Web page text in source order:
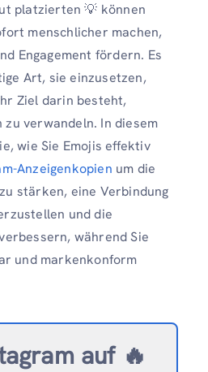
platzierten 💡 können
menschlicher machen,
Engagement fördern. Es
Art, sie einzusetzen,
Ziel darin besteht,
zu verwandeln. In diesem
wie Sie Emojis effektiv
Anzeigenkopien um die
stärken, eine Verbindung
und die
während Sie
und markenkonform
auf 🔥